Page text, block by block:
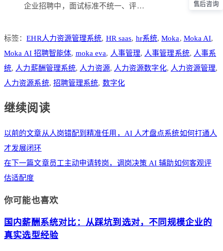
售后咨询
企业招聘中，面试标准不统一、评…
标签：EHR人力资源管理系统, HR saas, hr系统,Moka, Moka AI,
Moka AI 招聘智能体, moka eva, 人事管理, 人事管理系统, 人事系
统, 人力薪酬管理系统, 人力资源, 人力资源数字化, 人力资源管理,
人力资源系统, 招聘管理系统, 数字化
继续阅读
以前的文章从人岗错配到精准任用，AI 人才盘点系统如何打通人
才发展闭环
在下一篇文章员工主动申请转岗，调岗决策 AI 辅助如何客观评
估适配度
你可能也喜欢
国内薪酬系统对比：从踩坑到选对，不同规模企业的
真实选型经验